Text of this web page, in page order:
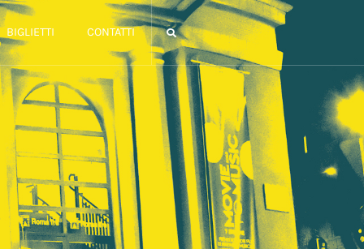
BIGLIETTI CONTATTI